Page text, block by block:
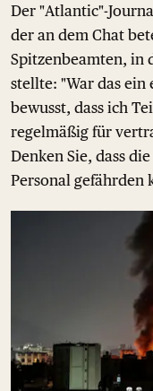
Der "Atlantic"-
der an dem Chat
Spitzenbeamten, in
stellte: "War das ein
bewusst, dass ich
regelmäßig für
Denken Sie, dass
Personal gefährden